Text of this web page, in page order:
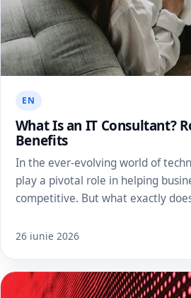
EN
What Is an IT Consultant?
Benefits
In the ever-evolving world of
play a pivotal role in helping
competitive. But what exactly
26 iunie 2026